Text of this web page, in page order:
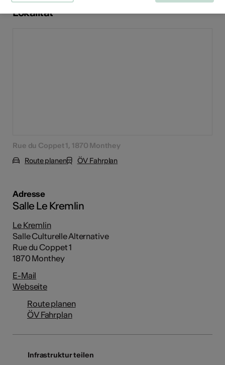
Lokalität
Rue du Coppet 1, 1870 Monthey
Route planen
ÖV Fahrplan
Adresse
Salle Le Kremlin
Le Kremlin
Salle Culturelle Alternative
Rue du Coppet 1
1870 Monthey
E-Mail
Webseite
Route planen
ÖV Fahrplan
Infrastruktur teilen